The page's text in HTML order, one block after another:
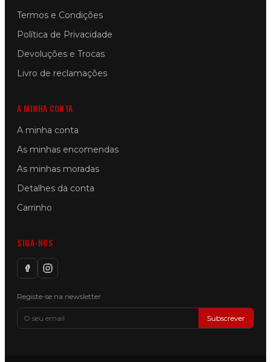
Termos e Condições
Política de Privacidade
Devoluções e Trocas
Livro de reclamações
A MINHA CONTA
A minha conta
As minhas encomendas
As minhas moradas
Detalhes da conta
Carrinho
SIGA-NOS
Registe-se na newsletter
Subscrever